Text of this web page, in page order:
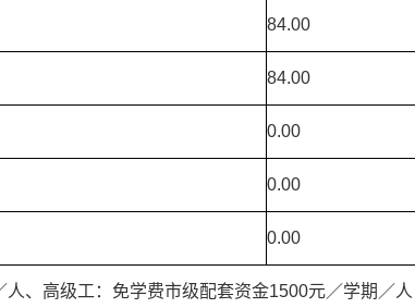
84.00
84.00
0.00
0.00
0.00
人、高级工：免学费市级配套资金1500元／学